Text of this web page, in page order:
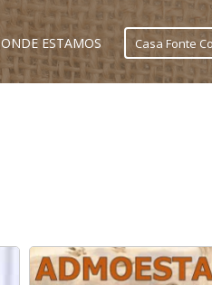
ONDE ESTAMOS Casa Fonte